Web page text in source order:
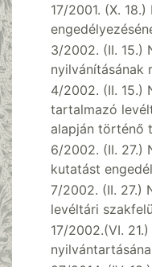
17/2001. (X.
3/2002. (II. 15.)
nyilvánításának
4/2002. (II. 15.)
tartalmazó
alapján történő
6/2002. (II. 27.)
kutatást
7/2002. (II. 27.)
levéltári
17/2002.(VI.